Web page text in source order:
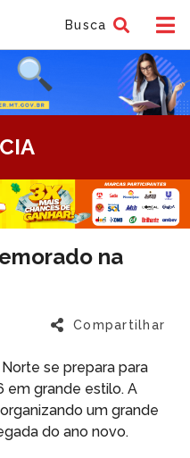
Busca
na
Compartilhar
se prepara para
em grande estilo. A
um grande
do ano novo.